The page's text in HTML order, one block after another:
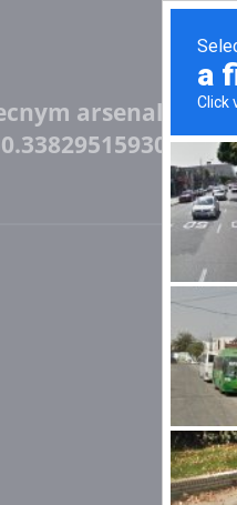
arsenale USA)